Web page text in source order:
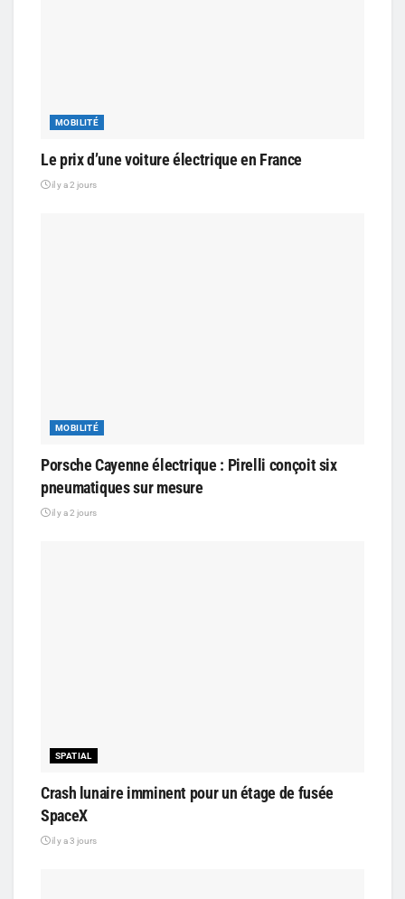
MOBILITÉ
Le prix d’une voiture électrique en France
il y a 2 jours
MOBILITÉ
Porsche Cayenne électrique : Pirelli conçoit six
pneumatiques sur mesure
il y a 2 jours
SPATIAL
Crash lunaire imminent pour un étage de fusée
SpaceX
il y a 3 jours